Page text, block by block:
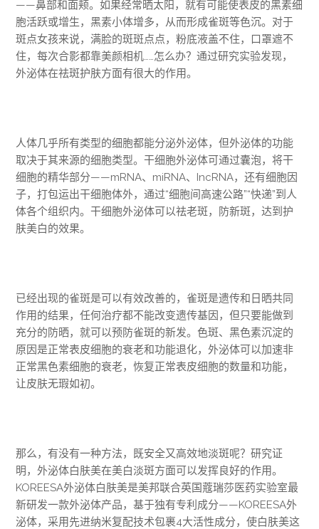
——鼻部和面颊。如果经常晒太阳，就有可能使表皮的黑素细
胞活跃或增生，黑素小体增多，从而形成雀斑等色沉。对于
斑点女孩来说，满脸的斑斑点点，粉底液盖不住，口罩遮不
住，每次合影都靠美颜相机……怎么办？通过研究实验发现，
外泌体在祛斑护肤方面有很大的作用。
人体几乎所有类型的细胞都能分泌外泌体，但外泌体的功能
取决于其来源的细胞类型。干细胞外泌体可通过囊泡，将干
细胞的精华部分——mRNA、miRNA、IncRNA，还有细胞因
子，打包运出干细胞体外，通过“细胞间高速公路”“快递”到人
体各个组织内。干细胞外泌体可以祛老斑，防新斑，达到护
肤美白的效果。
已经出现的雀斑是可以有效改善的，雀斑是遗传和日晒共同
作用的结果，任何治疗都不能改变遗传基因，但只要能做到
充分的防晒，就可以预防雀斑的新发。色斑、黑色素沉淀的
原因是正常表皮细胞的衰老和功能退化，外泌体可以加速非
正常黑色素细胞的衰老，恢复正常表皮细胞的数量和功能，
让皮肤无瑕如初。
那么，有没有一种方法，既安全又高效地淡斑呢？研究证
明，外泌体白肤美在美白淡斑方面可以发挥良好的作用。
KOREESA外泌体白肤美是美邦联合英国蔻瑞莎医药实验室最
新研发一款外泌体产品，基于独有专利成分——KOREESA外
泌体，采用先进纳米复配技术包裹4大活性成分，使白肤美这